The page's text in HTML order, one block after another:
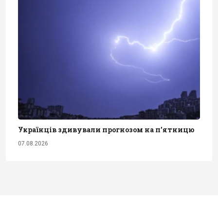
Українців здивували прогнозом на п'ятницю
07.08.2026